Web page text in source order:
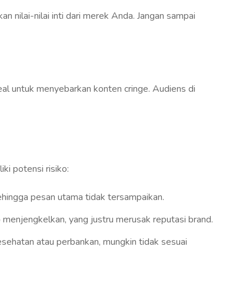
nilai-nilai inti dari merek Anda. Jangan sampai
untuk menyebarkan konten cringe. Audiens di
potensi risiko:
pesan utama tidak tersampaikan.
yang justru merusak reputasi brand.
atau perbankan, mungkin tidak sesuai